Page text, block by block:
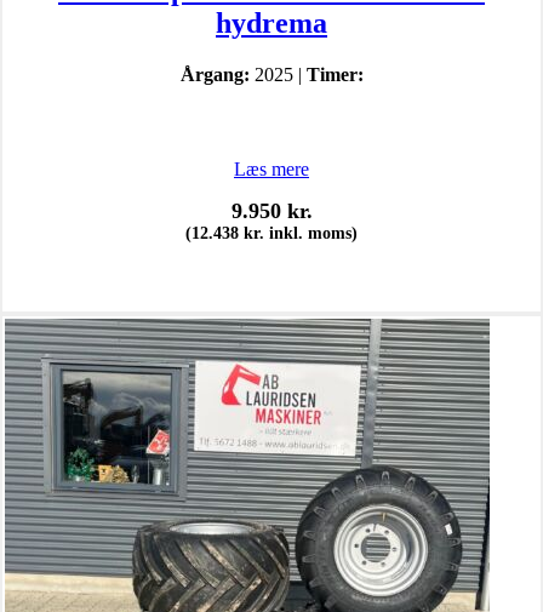
hydrema
Årgang: 2025 | Timer:
Læs mere
9.950 kr.
(12.438 kr. inkl. moms)